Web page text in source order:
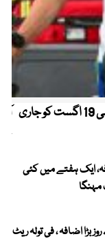
کیریبین پریمیئر لیگ ، قومی کرکٹرز کو این او سی 19 اگست کو جاری
ایک ہفتے میں کئی
اضافہ ، فی تولہ ریٹ